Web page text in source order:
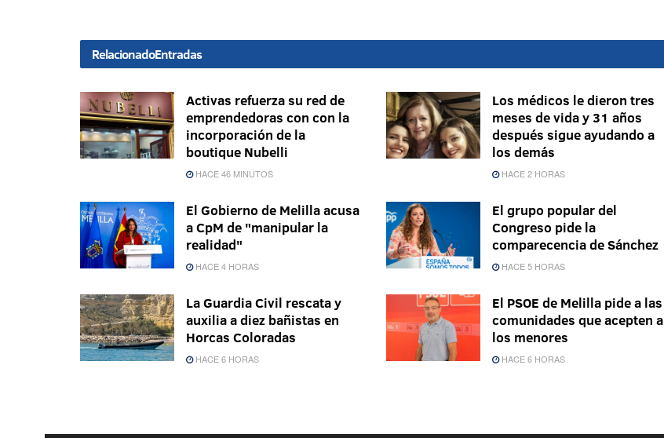
RelacionadoEntradas
Activas refuerza su red de
emprendedoras con con la
incorporación de la
boutique Nubelli
HACE 46 MINUTOS
Los médicos le dieron tres
meses de vida y 31 años
después sigue ayudando a
los demás
HACE 2 HORAS
El Gobierno de Melilla acusa
a CpM de "manipular la
realidad"
HACE 4 HORAS
El grupo popular del
Congreso pide la
comparecencia de Sánchez
HACE 5 HORAS
La Guardia Civil rescata y
auxilia a diez bañistas en
Horcas Coloradas
HACE 6 HORAS
El PSOE de Melilla pide a las
comunidades que acepten a
los menores
HACE 6 HORAS